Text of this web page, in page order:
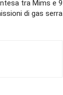
tra Mims e 9
di gas serra